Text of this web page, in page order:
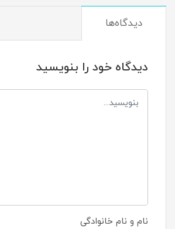
دیدگاه‌ها
دیدگاه خود را بنویسید
نام و نام خانوادگی